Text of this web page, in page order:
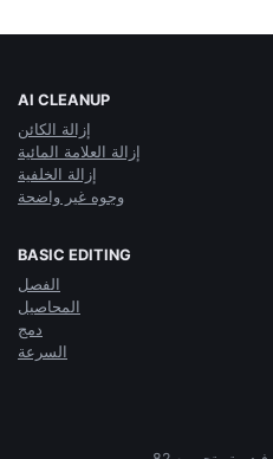
AI CLEANUP
إزالة الكائن
إزالة العلامة المائية
إزالة الخلفية
وجوه غير واضحة
BASIC EDITING
الفصل
المحاصيل
دمج
السرعة